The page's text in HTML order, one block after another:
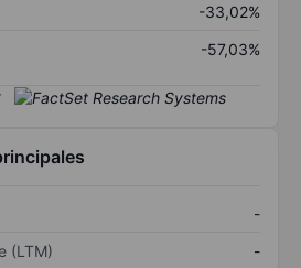
-33,02%
-57,03%
-
(LTM)
-